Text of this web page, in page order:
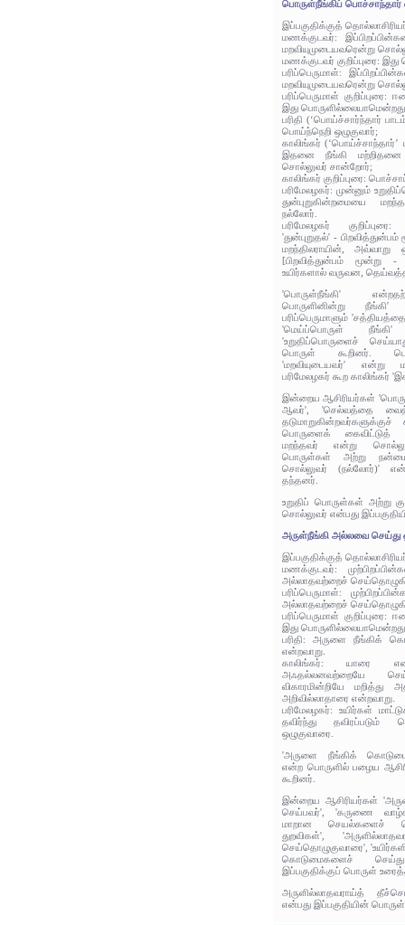
பொருள்நீங்கிப் பொச்சாந்தார்
இப்பகுதிக்குத்
மணக்குடவர்:
மறவியுமுடையவரென்று
மணக்குடவர் குறிப்புரை:
பரிப்பெருமாள்:
மறவியுமுடையவரென்று
பரிப்பெருமாள் குறிப்புரை:
இது
பரிதி (‘பொய்ச்சார்ந்தார்
பொய்ந்நெறி ஒழுகுவார்;
காலிங்கர்
இதனை நீங்கி மற்றிதனை
சொல்லுவர் சான்றோர்;
காலிங்கர் குறிப்புரை:
பரிமேலழகர்: முன்னும்
துன்புறுகின்றமையை
நல்லோர்.
பரிமேலழகர்
'துன்புறுதல்' -
மறந்திலராயின், அவ்வாறு
[பிறவித்துன்பம்
உயிர்களால் வருவன,
'பொருள்நீங்கி'
பொருளினின்று
பரிப்பெருமாளும்
'மெய்ப்பொருள் நீங்கி'
'உறுதிப்பொருளைச்
பொருள் கூறினர்.
'மறவியுடையவர்' என்று
பரிமேலழகர் கூற காலிங்கர்
இன்றைய ஆசிரியர்கள்
ஆவர்', 'செல்வத்தை
பொருளைக் கைவிட்டுத்
மறந்தவர் என்று
பொருள்கள் அற்று
சொல்லுவர் (நல்லோர்)'
தந்தனர்.
உறுதிப் பொருள்கள் அற்று
சொல்லுவர் என்பது
அருள்நீங்கி அல்லவை செய்து
இப்பகுதிக்குத்
மணக்குடவர்:
அல்லாதவற்றைச்
பரிப்பெருமாள்:
அல்லாதவற்றைச்
பரிப்பெருமாள் குறிப்புரை:
இது
பரிதி: அருளை நீங்கிக்
என்றவாறு.
காலிங்கர்: யாரை
அஃதல்லனவற்றையே
விகாரமின்றியே
அறிவில்லாதாரை என்றவாறு.
பரிமேலழகர்: உயிர்கள்
தவிர்ந்து தவிரப்படும்
ஒழுகுவாரை.
'அருளை நீங்கிக்
என்ற பொருளில் பழைய
கூறினர்.
இன்றைய ஆசிரியர்கள்
செய்பவர்', 'கருணை
மாறான செயல்களைச்
துறவிகள்',
செய்தொழுகுவாரை',
கொடுமைகளைச்
இப்பகுதிக்குப் பொருள்
அருளில்லாதவராய்த்
என்பது இப்பகுதியின்